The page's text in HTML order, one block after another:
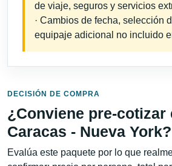
de viaje, seguros y servicios
· Cambios de fecha, selección
equipaje adicional no incluido
DECISIÓN DE COMPRA
¿Conviene pre-cotizar
Caracas - Nueva York?
Evalúa este paquete por lo que